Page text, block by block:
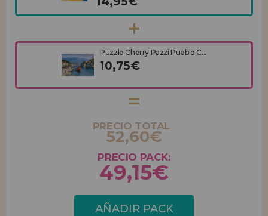
Puzzle Cherry Pazzi Pueblo C...
10,75€
PRECIO TOTAL
52,60€
PRECIO PACK:
49,15€
AÑADIR PACK